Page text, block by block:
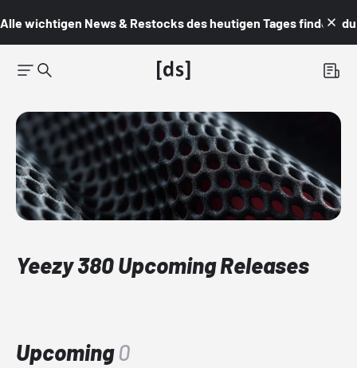
Alle wichtigen News & Restocks des heutigen Tages findest du
Yeezy 380 Upcoming Releases
Upcoming0